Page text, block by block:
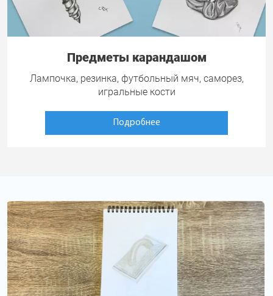
Предметы карандашом
Лампочка, резинка, футбольный мяч, саморез,
игральные кости
Подробнее